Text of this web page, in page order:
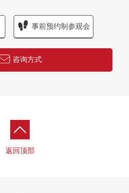
事前预约制参观会
咨询方式
返回顶部